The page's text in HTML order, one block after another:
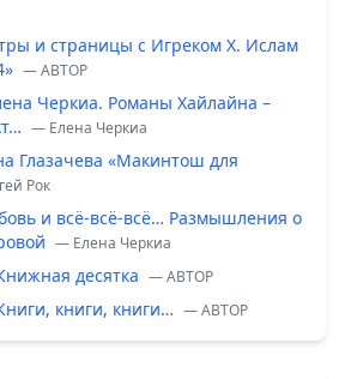
и страницы с Игреком Х. Ислам
— ABTOP
Черкиа. Романы Хайлайна –
— Елена Черкиа
Глазачева «Макинтош для
Рок
и всё-всё-всё… Размышления о
— Елена Черкиа
десятка — ABTOP
книги, книги… — ABTOP